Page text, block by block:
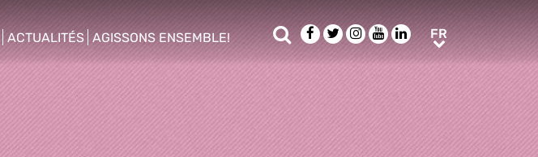
ACTUALITÉS
show/hide sub menu
AGISSONS ENSEMBLE!
show/hide sub menu
Rechercher
Facebook
TwitterInstagram
YoutubeLinkedIn
FR FR